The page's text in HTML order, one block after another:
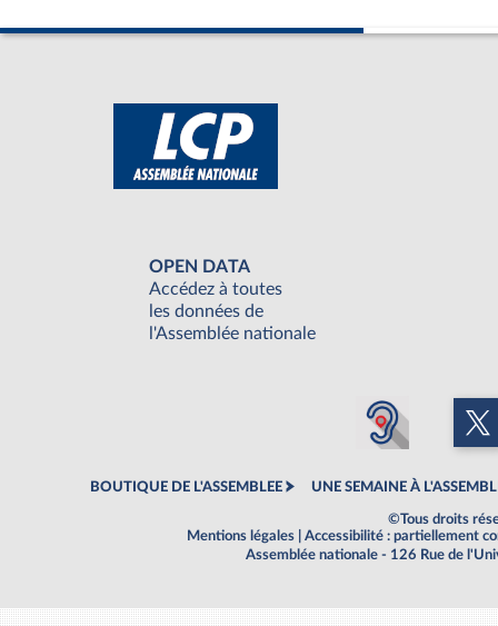
OPEN DATA
Accédez à toutes
les données de
l'Assemblée nationale
BOUTIQUE DE L'ASSEMBLEE UNE SEMAINE À
©Tous droits
Mentions légales
Accessibilité : partiellement
Assemblée nationale - 126 Rue de